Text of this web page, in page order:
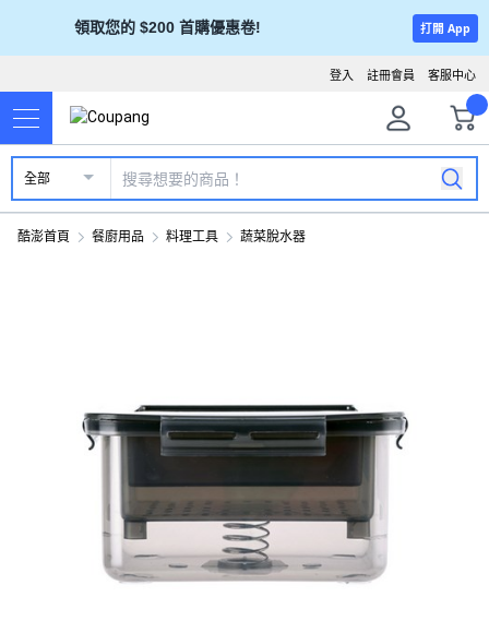
領取您的 $200 首購優惠卷! 打開 App
客服中心
註冊會員
登入
全部
酷澎首頁 餐廚用品 料理工具 蔬菜脫水器